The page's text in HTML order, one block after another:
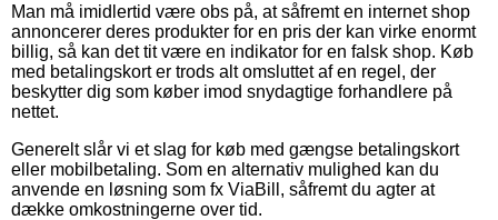
Man må imidlertid være obs på, at såfremt en internet shop
annoncerer deres produkter for en pris der kan virke enormt
billig, så kan det tit være en indikator for en falsk shop. Køb
med betalingskort er trods alt omsluttet af en regel, der
beskytter dig som køber imod snydagtige forhandlere på
nettet.
Generelt slår vi et slag for køb med gængse betalingskort
eller mobilbetaling. Som en alternativ mulighed kan du
anvende en løsning som fx ViaBill, såfremt du agter at
dække omkostningerne over tid.